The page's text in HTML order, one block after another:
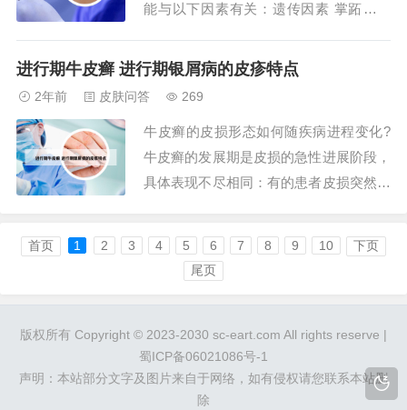
能与以下因素有关：遗传因素 掌跖脓疱
明，该病在家族中有较高的发病率，因此
常，可能是一种自身免疫性疾病。2、病
情分析：掌跖...
进行期牛皮癣 进行期银屑病的皮疹特点
2年前 皮肤问答 269
牛皮癣的皮损形态如何随疾病进程变化?
牛皮癣的发展期是皮损的急性进展阶段，
具体表现不尽相同：有的患者皮损突然爆
牛皮癣稳定期，皮损不再发展蔓延；有的
牛皮癣患者的发展期则持续时间较长，不
断出现少量新的皮损，原有的皮损或缓慢
态，甚至有少...
首页 1 2 3 4 5 6 7 8 9 10
下页
尾页
版权所有 Copyright © 2023-2030 sc-eart.com All rights reserve |
蜀ICP备06021086号-1
声明：本站部分文字及图片来自于网络，如有侵权请您联系本站删
除